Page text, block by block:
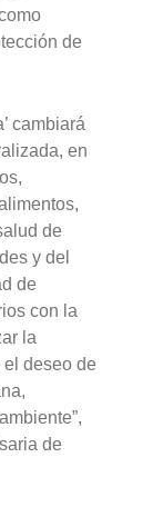
de
cambiará
en
de
y del
de
con la
la
deseo de
de